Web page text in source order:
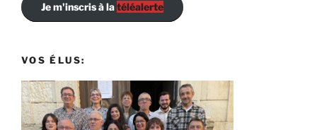
Je m'inscris à latéléalerte
VOS ÉLUS: